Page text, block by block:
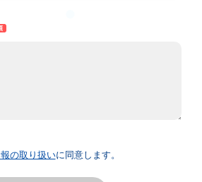
の取り扱いに同意します。